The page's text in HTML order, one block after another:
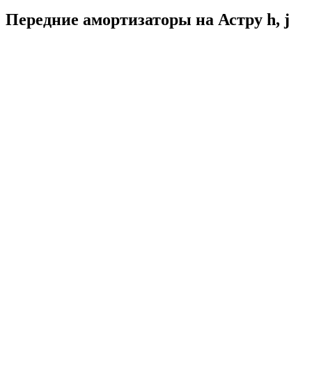
Передние амортизаторы на Астру h, j